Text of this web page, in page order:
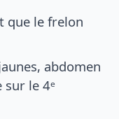
que le frelon
abdomen
le 4ᵉ